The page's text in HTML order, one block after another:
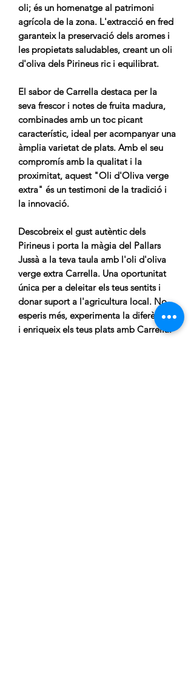
oli; és un homenatge al patrimoni
agrícola de la zona. L'extracció en fred
garanteix la preservació dels aromes i
les propietats saludables, creant un oli
d'oliva dels Pirineus ric i equilibrat.
El sabor de Carrella destaca per la
seva frescor i notes de fruita madura,
combinades amb un toc picant
característic, ideal per acompanyar una
àmplia varietat de plats. Amb el seu
compromís amb la qualitat i la
proximitat, aquest "Oli d'Oliva verge
extra" és un testimoni de la tradició i
la innovació.
Descobreix el gust autèntic dels
Pirineus i porta la màgia del Pallars
Jussà a la teva taula amb l'oli d'oliva
verge extra Carrella. Una oportunitat
única per a deleitar els teus sentits i
donar suport a l'agricultura local. No
esperis més, experimenta la diferència
i enriqueix els teus plats amb Carrella.